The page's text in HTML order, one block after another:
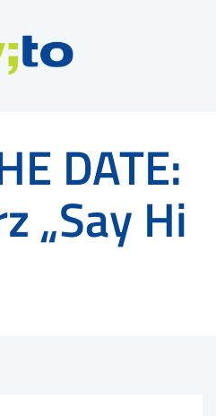
DATE:
„Say Hi